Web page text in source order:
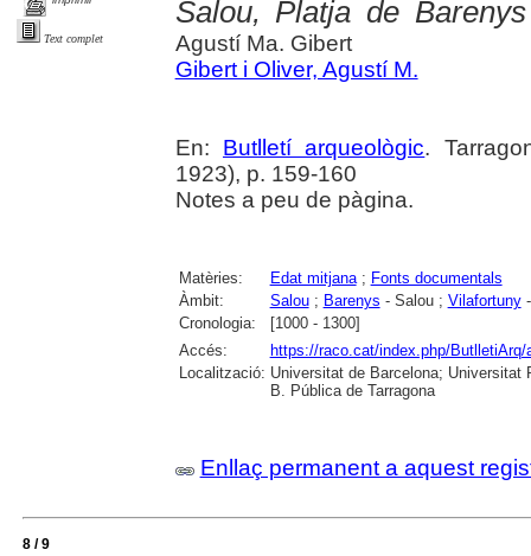
Text complet
Salou, Platja de
Agustí Ma. Gibert
Gibert i Oliver, Agustí M.
En: Butlletí arqueològic.
1923), p. 159-160
Notes a peu de pàgina.
Matèries: Edat mitjana; Fonts documentals
Àmbit:
Salou; Barenys - Salou ; Vilafortuny-
Cronologia:
[1000 - 1300]
Accés:
https://raco.cat/index.php/ButlletiArq/
Localització: Universitat de Barcelona; Universitat
B. Pública de Tarragona
Enllaç permanent a aquest
8 / 9